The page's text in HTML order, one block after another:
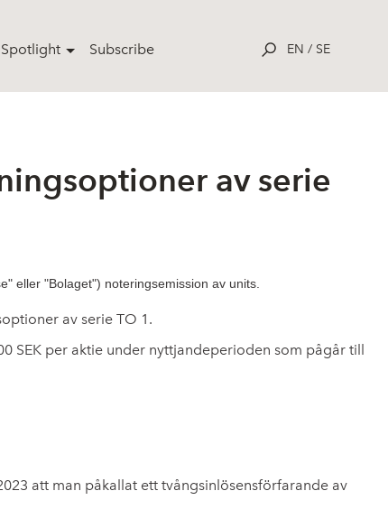
Subscribe EN / SE
av serie
eller "Bolaget") noteringsemission av units.
av serie TO 1.
SEK per aktie under nyttjandeperioden som pågår till
att man påkallat ett tvångsinlösensförfarande av